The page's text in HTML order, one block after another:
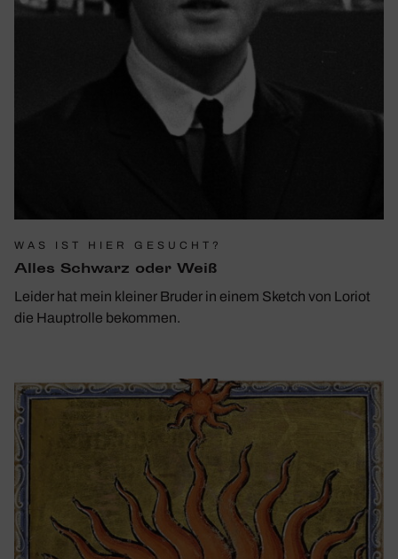
WAS IST HIER GESUCHT?
Alles Schwarz oder Weiß
Leider hat mein kleiner Bruder in einem Sketch von Loriot
die Hauptrolle bekommen.